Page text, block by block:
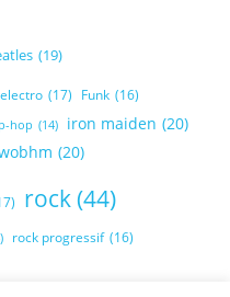
(19)
electro (17) Funk (16)
hop (14) iron maiden (20)
(20)
rock(44)
rock progressif (16)